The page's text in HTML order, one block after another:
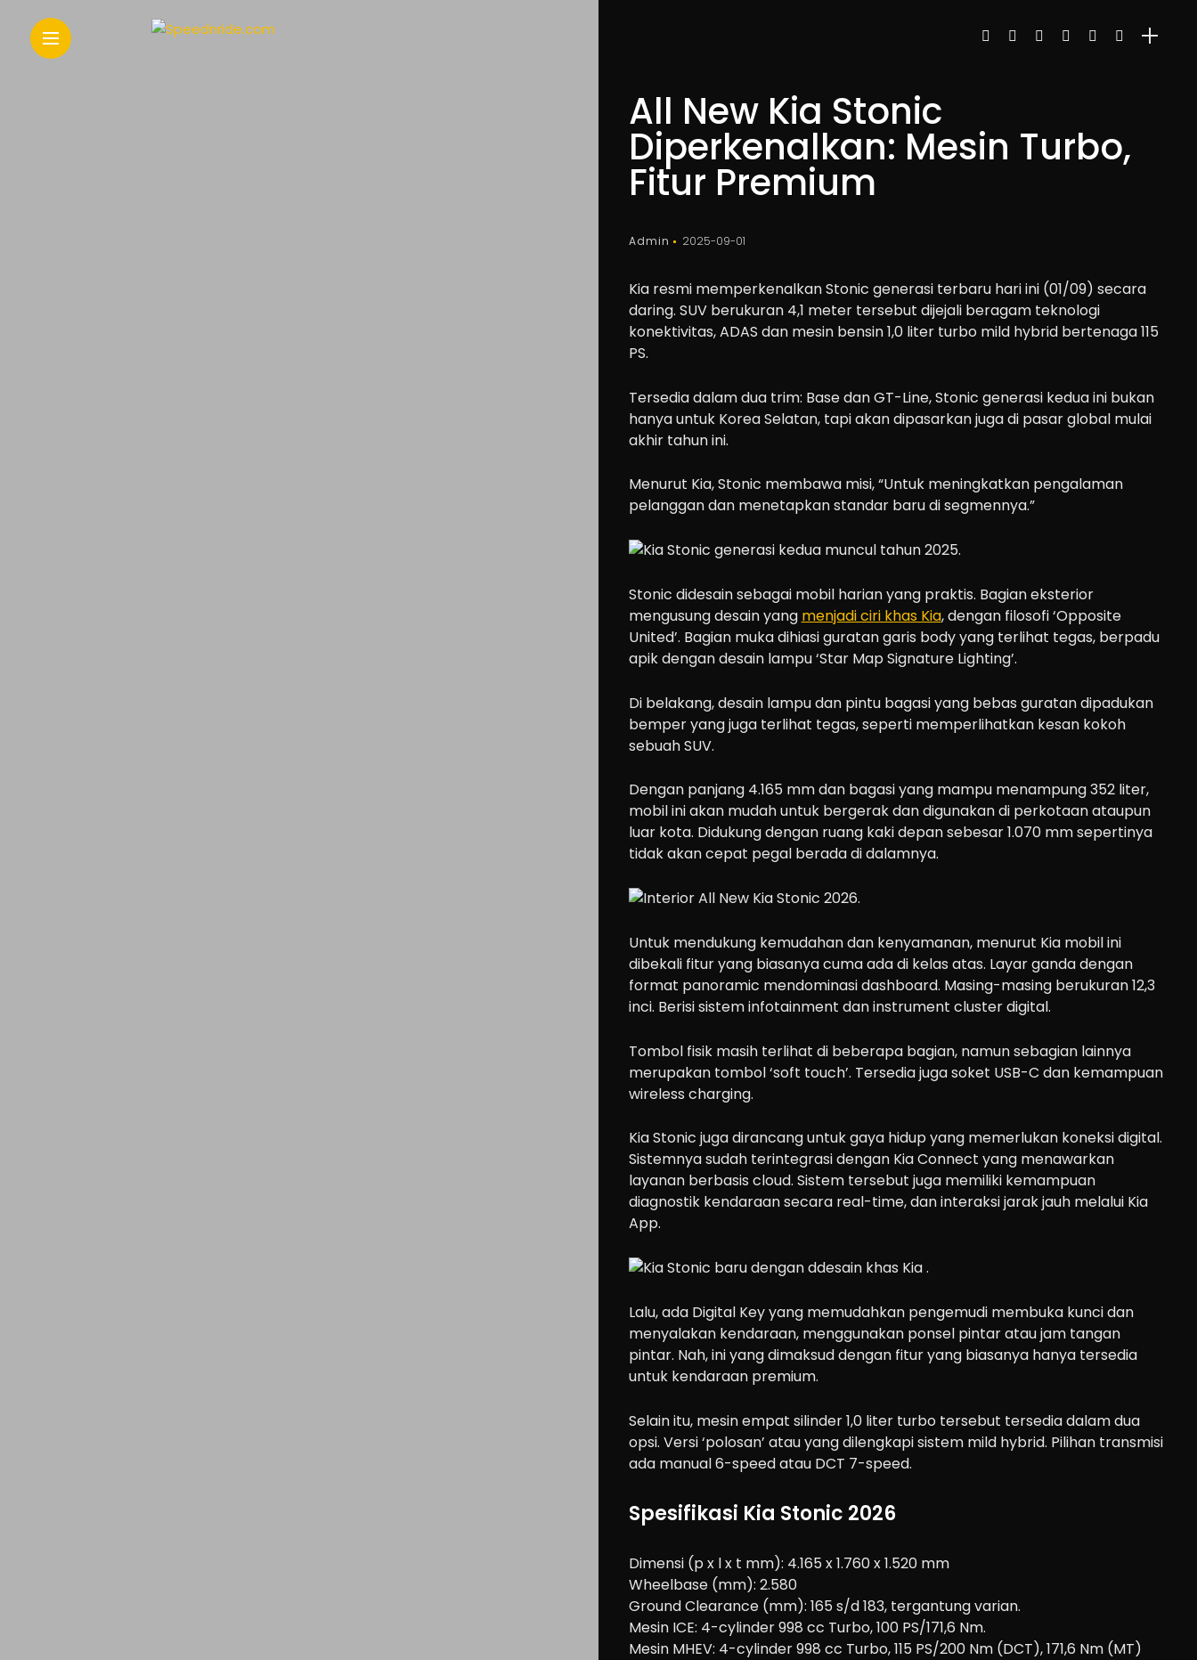
All New Kia Stonic
Diperkenalkan: Mesin Turbo,
Fitur Premium
Admin 2025-09-01
Kia resmi memperkenalkan Stonic generasi terbaru hari ini (01/09) secara
daring. SUV berukuran 4,1 meter tersebut dijejali beragam teknologi
konektivitas, ADAS dan mesin bensin 1,0 liter turbo mild hybrid bertenaga 115
PS.
Tersedia dalam dua trim: Base dan GT-Line, Stonic generasi kedua ini bukan
hanya untuk Korea Selatan, tapi akan dipasarkan juga di pasar global mulai
akhir tahun ini.
Menurut Kia, Stonic membawa misi, “Untuk meningkatkan pengalaman
pelanggan dan menetapkan standar baru di segmennya.”
Stonic didesain sebagai mobil harian yang praktis. Bagian eksterior
mengusung desain yang menjadi ciri khas Kia, dengan filosofi ‘Opposite
United’. Bagian muka dihiasi guratan garis body yang terlihat tegas, berpadu
apik dengan desain lampu ‘Star Map Signature Lighting’.
Di belakang, desain lampu dan pintu bagasi yang bebas guratan dipadukan
bemper yang juga terlihat tegas, seperti memperlihatkan kesan kokoh
sebuah SUV.
Dengan panjang 4.165 mm dan bagasi yang mampu menampung 352 liter,
mobil ini akan mudah untuk bergerak dan digunakan di perkotaan ataupun
luar kota. Didukung dengan ruang kaki depan sebesar 1.070 mm sepertinya
tidak akan cepat pegal berada di dalamnya.
Untuk mendukung kemudahan dan kenyamanan, menurut Kia mobil ini
dibekali fitur yang biasanya cuma ada di kelas atas. Layar ganda dengan
format panoramic mendominasi dashboard. Masing-masing berukuran 12,3
inci. Berisi sistem infotainment dan instrument cluster digital.
Tombol fisik masih terlihat di beberapa bagian, namun sebagian lainnya
merupakan tombol ‘soft touch’. Tersedia juga soket USB-C dan kemampuan
wireless charging.
Kia Stonic juga dirancang untuk gaya hidup yang memerlukan koneksi digital.
Sistemnya sudah terintegrasi dengan Kia Connect yang menawarkan
layanan berbasis cloud. Sistem tersebut juga memiliki kemampuan
diagnostik kendaraan secara real-time, dan interaksi jarak jauh melalui Kia
App.
Lalu, ada Digital Key yang memudahkan pengemudi membuka kunci dan
menyalakan kendaraan, menggunakan ponsel pintar atau jam tangan
pintar. Nah, ini yang dimaksud dengan fitur yang biasanya hanya tersedia
untuk kendaraan premium.
Selain itu, mesin empat silinder 1,0 liter turbo tersebut tersedia dalam dua
opsi. Versi ‘polosan’ atau yang dilengkapi sistem mild hybrid. Pilihan transmisi
ada manual 6-speed atau DCT 7-speed.
Spesifikasi Kia Stonic 2026
Dimensi (p x l x t mm): 4.165 x 1.760 x 1.520 mm
Wheelbase (mm): 2.580
Ground Clearance (mm): 165 s/d 183, tergantung varian.
Mesin ICE: 4-cylinder 998 cc Turbo, 100 PS/171,6 Nm.
Mesin MHEV: 4-cylinder 998 cc Turbo, 115 PS/200 Nm (DCT), 171,6 Nm (MT)